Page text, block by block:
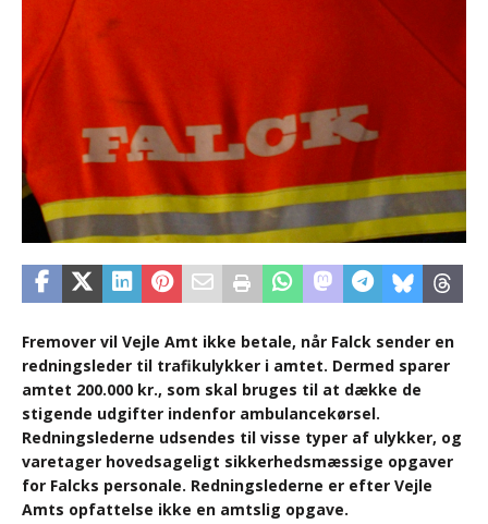
Fremover vil Vejle Amt ikke betale, når Falck sender en
redningsleder til trafikulykker i amtet. Dermed sparer
amtet 200.000 kr., som skal bruges til at dække de
stigende udgifter indenfor ambulancekørsel.
Redningslederne udsendes til visse typer af ulykker, og
varetager hovedsageligt sikkerhedsmæssige opgaver
for Falcks personale. Redningslederne er efter Vejle
Amts opfattelse ikke en amtslig opgave.